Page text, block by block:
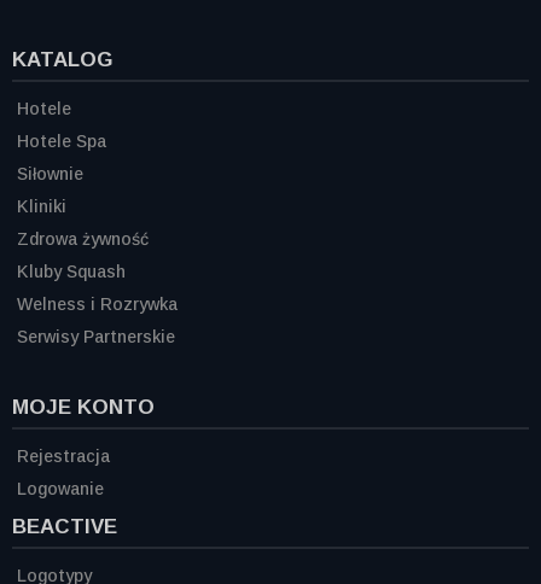
KATALOG
Hotele
Hotele Spa
Siłownie
Kliniki
Zdrowa żywność
Kluby Squash
Welness i Rozrywka
Serwisy Partnerskie
MOJE KONTO
Rejestracja
Logowanie
BEACTIVE
Logotypy